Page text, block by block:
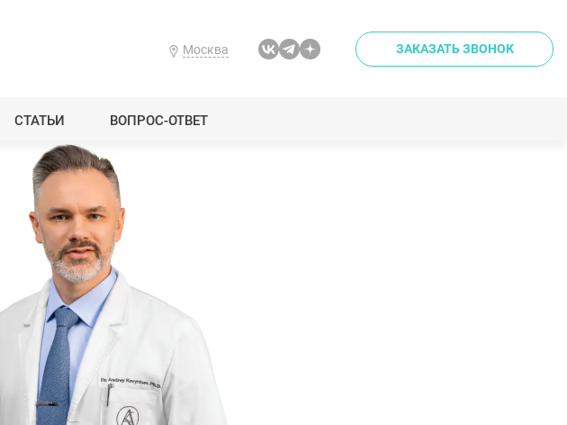
Москва ЗАКАЗАТЬ ЗВОНОК
СТАТЬИ ВОПРОС-ОТВЕТ